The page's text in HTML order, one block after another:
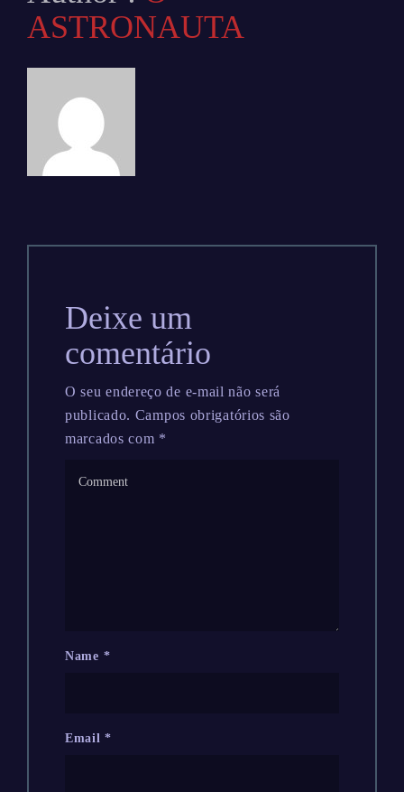
ASTRONAUTA
Deixe um
comentário
O seu endereço de e-mail não será
publicado. Campos obrigatórios são
marcados com *
Name *
Email*